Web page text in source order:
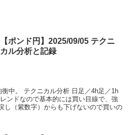
【ポンド円】2025/09/05 テクニ
カル分析と記録
中。 テクニカル分析 日足／4h足／1h
ンドなので基本的には買い目線で、強
し（紫数字）からも下げないので買いの